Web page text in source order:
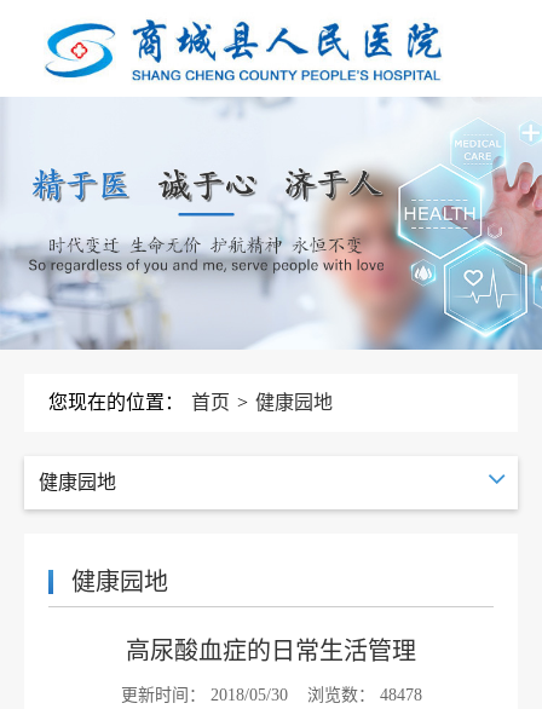
您现在的位置： 首页 > 健康园地
健康园地
健康园地
高尿酸血症的日常生活管理
更新时间： 2018/05/30 浏览数： 48478